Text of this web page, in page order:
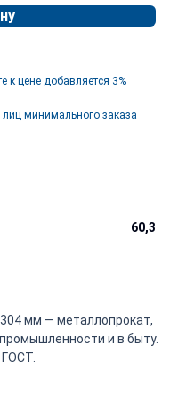
к цене добавляется 3%
минимального заказа
60,3
мм — металлопрокат,
и в быту.